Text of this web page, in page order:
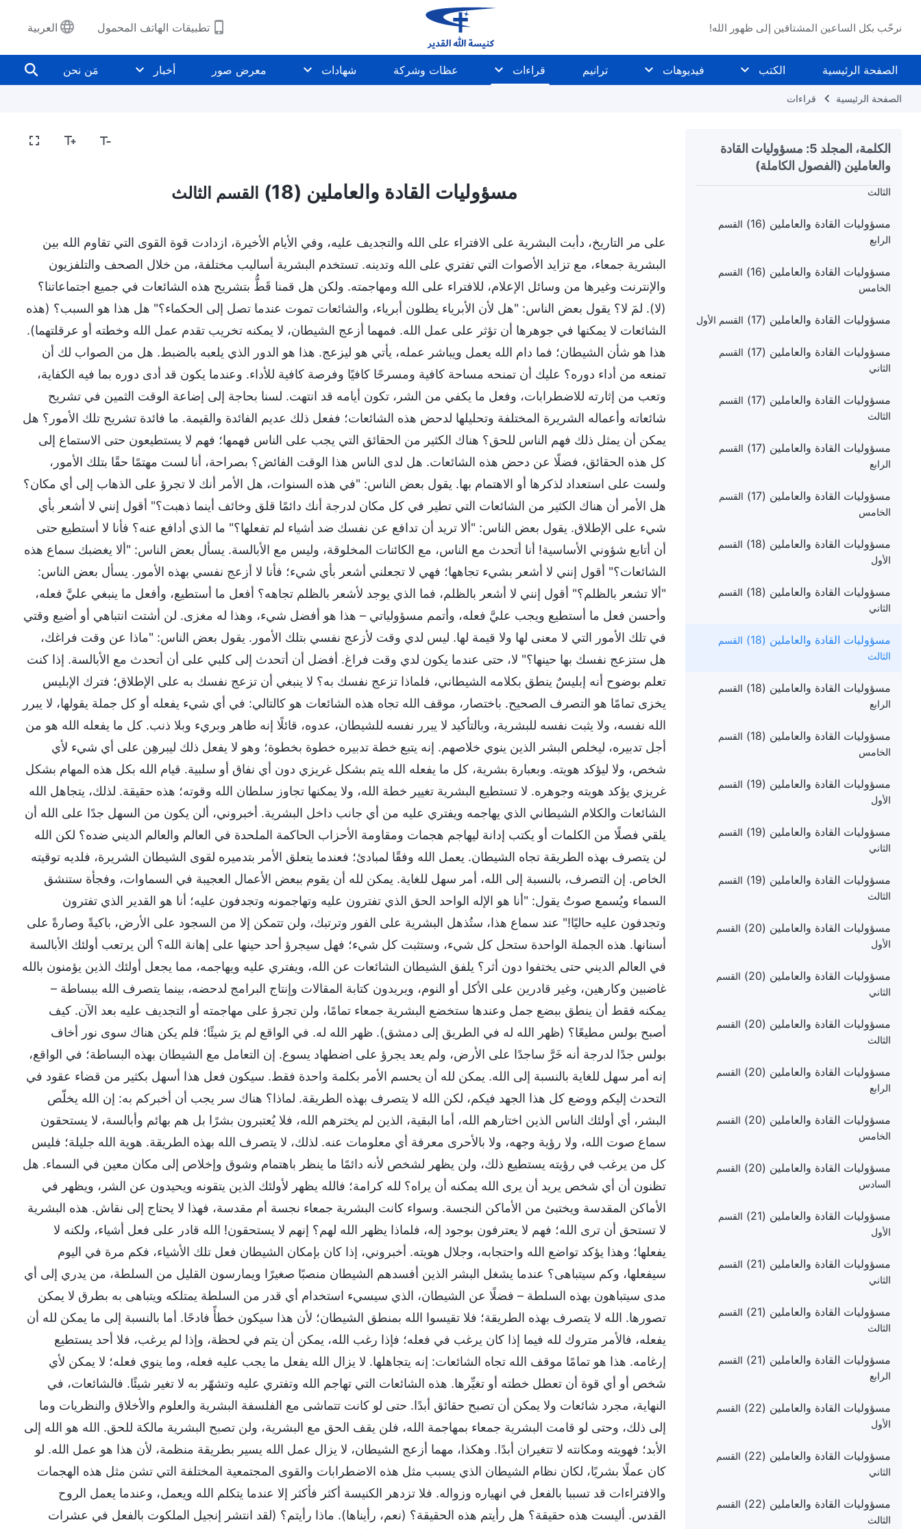
نرحّب بكل الساعين المشتاقين إلى ظهور الله! تطبيقات الهاتف المحمول العربية
الصفحة الرئيسية الكتب فيديوهات ترانيم قراءات عظات وشركة شهادات معرض صور أخبار مَن نحن
الصفحة الرئيسية قراءات
الكلمة، المجلد 5: مسؤوليات القادة
والعاملين (الفصول الكاملة)
مسؤوليات القادة والعاملين (15)
القسم
مسؤوليات القادة والعاملين (16)
الأول
الثاني
مسؤوليات القادة والعاملين (16)
الثالث
مسؤوليات القادة والعاملين (16)
القسم
الرابع
مسؤوليات القادة والعاملين (16)
القسم
الخامس
مسؤوليات القادة والعاملين (17) القسم الأول
مسؤوليات القادة والعاملين (17)
القسم
الثاني
مسؤوليات القادة والعاملين (17)
القسم
الثالث
مسؤوليات القادة والعاملين (17)
القسم
الرابع
مسؤوليات القادة والعاملين (17)
القسم
الخامس
مسؤوليات القادة والعاملين (18)
القسم
الأول
مسؤوليات القادة والعاملين (18)
القسم
الثاني
مسؤوليات القادة والعاملين (18)
القسم
الثالث
مسؤوليات القادة والعاملين (18)
القسم
الرابع
مسؤوليات القادة والعاملين (18)
القسم
الخامس
مسؤوليات القادة والعاملين (19)
القسم
الأول
مسؤوليات القادة والعاملين (19)
القسم
الثاني
مسؤوليات القادة والعاملين (19)
القسم
الثالث
مسؤوليات القادة والعاملين (20)
القسم
الأول
مسؤوليات القادة والعاملين (20)
القسم
الثاني
مسؤوليات القادة والعاملين (20)
القسم
الثالث
مسؤوليات القادة والعاملين (20)
القسم
الرابع
مسؤوليات القادة والعاملين (20)
القسم
الخامس
مسؤوليات القادة والعاملين (20)
القسم
السادس
مسؤوليات القادة والعاملين (21)
القسم
الأول
مسؤوليات القادة والعاملين (21)
القسم
الثاني
مسؤوليات القادة والعاملين (21)
القسم
الثالث
مسؤوليات القادة والعاملين (21)
القسم
الرابع
مسؤوليات القادة والعاملين (22)
القسم
الأول
مسؤوليات القادة والعاملين (22)
القسم
الثاني
مسؤوليات القادة والعاملين (22)
القسم
الثالث
مسؤوليات القادة والعاملين (18) القسم الثالث
على مر التاريخ، دأبت البشرية على الافتراء على الله والتجديف عليه، وفي الأيام الأخيرة، ازدادت قوة القوى التي تقاوم الله بين
البشرية جمعاء، مع تزايد الأصوات التي تفتري على الله وتدينه. تستخدم البشرية أساليب مختلفة، من خلال الصحف والتلفزيون
والإنترنت وغيرها من وسائل الإعلام، للافتراء على الله ومهاجمته. ولكن هل قمنا قَطُّ بتشريح هذه الشائعات في جميع اجتماعاتنا؟
(لا). لمَ لا؟ يقول بعض الناس: "هل لأن الأبرياء يظلون أبرياء، والشائعات تموت عندما تصل إلى الحكماء؟" هل هذا هو السبب؟ (هذه
الشائعات لا يمكنها في جوهرها أن تؤثر على عمل الله. فمهما أزعج الشيطان، لا يمكنه تخريب تقدم عمل الله وخطته أو عرقلتهما).
هذا هو شأن الشيطان؛ فما دام الله يعمل ويباشر عمله، يأتي هو ليزعج. هذا هو الدور الذي يلعبه بالضبط. هل من الصواب لك أن
تمنعه من أداء دوره؟ عليك أن تمنحه مساحة كافية ومسرحًا كافيًا وفرصة كافية للأداء. وعندما يكون قد أدى دوره بما فيه الكفاية،
وتعب من إثارته للاضطرابات، وفعل ما يكفي من الشر، تكون أيامه قد انتهت. لسنا بحاجة إلى إضاعة الوقت الثمين في تشريح
شائعاته وأعماله الشريرة المختلفة وتحليلها لدحض هذه الشائعات؛ ففعل ذلك عديم الفائدة والقيمة. ما فائدة تشريح تلك الأمور؟ هل
يمكن أن يمثل ذلك فهم الناس للحق؟ هناك الكثير من الحقائق التي يجب على الناس فهمها؛ فهم لا يستطيعون حتى الاستماع إلى
كل هذه الحقائق، فضلًا عن دحض هذه الشائعات. هل لدى الناس هذا الوقت الفائض؟ بصراحة، أنا لست مهتمًا حقًا بتلك الأمور،
ولست على استعداد لذكرها أو الاهتمام بها. يقول بعض الناس: "في هذه السنوات، هل الأمر أنك لا تجرؤ على الذهاب إلى أي مكان؟
هل الأمر أن هناك الكثير من الشائعات التي تطير في كل مكان لدرجة أنك دائمًا قلق وخائف أينما ذهبت؟" أقول إنني لا أشعر بأي
شيء على الإطلاق. يقول بعض الناس: "ألا تريد أن تدافع عن نفسك ضد أشياء لم تفعلها؟" ما الذي أدافع عنه؟ فأنا لا أستطيع حتى
أن أتابع شؤوني الأساسية! أنا أتحدث مع الناس، مع الكائنات المخلوقة، وليس مع الأبالسة. يسأل بعض الناس: "ألا يغضبك سماع هذه
الشائعات؟" أقول إنني لا أشعر بشيء تجاهها؛ فهي لا تجعلني أشعر بأي شيء؛ فأنا لا أزعج نفسي بهذه الأمور. يسأل بعض الناس:
"ألا تشعر بالظلم؟" أقول إنني لا أشعر بالظلم، فما الذي يوجد لأشعر بالظلم تجاهه؟ أفعل ما أستطيع، وأفعل ما ينبغي عليَّ فعله،
وأحسن فعل ما أستطيع ويجب عليَّ فعله، وأتمم مسؤولياتي – هذا هو أفضل شيء، وهذا له مغزى. لن أشتت انتباهي أو أضيع وقتي
في تلك الأمور التي لا معنى لها ولا قيمة لها. ليس لدي وقت لأزعج نفسي بتلك الأمور. يقول بعض الناس: "ماذا عن وقت فراغك،
هل ستزعج نفسك بها حينها؟" لا، حتى عندما يكون لدي وقت فراغ. أفضل أن أتحدث إلى كلبي على أن أتحدث مع الأبالسة. إذا كنت
تعلم بوضوح أنه إبليسٌ ينطق بكلامه الشيطاني، فلماذا تزعج نفسك به؟ لا ينبغي أن تزعج نفسك به على الإطلاق؛ فترك الإبليس
يخزى تمامًا هو التصرف الصحيح. باختصار، موقف الله تجاه هذه الشائعات هو كالتالي: في أي شيء يفعله أو كل جملة يقولها، لا يبرر
الله نفسه، ولا يثبت نفسه للبشرية، وبالتأكيد لا يبرر نفسه للشيطان، عدوه، قائلًا إنه طاهر وبريء وبلا ذنب. كل ما يفعله الله هو من
أجل تدبيره، ليخلص البشر الذين ينوي خلاصهم. إنه يتبع خطة تدبيره خطوة بخطوة؛ وهو لا يفعل ذلك ليبرهِن على أي شيء لأي
شخص، ولا ليؤكد هويته. وبعبارة بشرية، كل ما يفعله الله يتم بشكل غريزي دون أي نفاق أو سلبية. قيام الله بكل هذه المهام بشكل
غريزي يؤكد هويته وجوهره. لا تستطيع البشرية تغيير خطة الله، ولا يمكنها تجاوز سلطان الله وقوته؛ هذه حقيقة. لذلك، يتجاهل الله
الشائعات والكلام الشيطاني الذي يهاجمه ويفتري عليه من أي جانب داخل البشرية. أخبروني، ألن يكون من السهل جدًا على الله أن
يلقي فصلًا من الكلمات أو يكتب إدانة ليهاجم هجمات ومقاومة الأحزاب الحاكمة الملحدة في العالم والعالم الديني ضده؟ لكن الله
لن يتصرف بهذه الطريقة تجاه الشيطان. يعمل الله وفقًا لمبادئ؛ فعندما يتعلق الأمر بتدميره لقوى الشيطان الشريرة، فلديه توقيته
الخاص. إن التصرف، بالنسبة إلى الله، أمر سهل للغاية. يمكن لله أن يقوم ببعض الأعمال العجيبة في السماوات، وفجأة ستنشق
السماء ويُسمع صوتٌ يقول: "أنا هو الإله الواحد الحق الذي تفترون عليه وتهاجمونه وتجدفون عليه؛ أنا هو القدير الذي تفترون
وتجدفون عليه حاليًا!" عند سماع هذا، ستُذهل البشرية على الفور وترتبك، ولن تتمكن إلا من السجود على الأرض، باكيةً وصارةً على
أسنانها. هذه الجملة الواحدة ستحل كل شيء، وستثبت كل شيء؛ فهل سيجرؤ أحد حينها على إهانة الله؟ ألن يرتعب أولئك الأبالسة
في العالم الديني حتى يختفوا دون أثر؟ يلفق الشيطان الشائعات عن الله، ويفتري عليه ويهاجمه، مما يجعل أولئك الذين يؤمنون بالله
غاضبين وكارهين، وغير قادرين على الأكل أو النوم، ويريدون كتابة المقالات وإنتاج البرامج لدحضه، بينما يتصرف الله ببساطة –
يمكنه فقط أن ينطق ببضع جمل وعندها ستخضع البشرية جمعاء تمامًا، ولن تجرؤ على مهاجمته أو التجديف عليه بعد الآن. كيف
أصبح بولس مطيعًا؟ (ظهر الله له في الطريق إلى دمشق). ظهر الله له. في الواقع لم يرَ شيئًا؛ فلم يكن هناك سوى نور أخاف
بولس جدًا لدرجة أنه خَرَّ ساجدًا على الأرض، ولم يعد يجرؤ على اضطهاد يسوع. إن التعامل مع الشيطان بهذه البساطة؛ في الواقع،
إنه أمر سهل للغاية بالنسبة إلى الله. يمكن لله أن يحسم الأمر بكلمة واحدة فقط. سيكون فعل هذا أسهل بكثير من قضاء عقود في
التحدث إليكم ووضع كل هذا الجهد فيكم، لكن الله لا يتصرف بهذه الطريقة. لماذا؟ هناك سر يجب أن أخبركم به: إن الله يخلّص
البشر، أي أولئك الناس الذين اختارهم الله، أما البقية، الذين لم يخترهم الله، فلا يُعتبرون بشرًا بل هم بهائم وأبالسة، لا يستحقون
سماع صوت الله، ولا رؤية وجهه، ولا بالأحرى معرفة أي معلومات عنه. لذلك، لا يتصرف الله بهذه الطريقة. هوية الله جليلة؛ فليس
كل من يرغب في رؤيته يستطيع ذلك، ولن يظهر لشخص لأنه دائمًا ما ينظر باهتمام وشوق وإخلاص إلى مكان معين في السماء. هل
تظنون أن أي شخص يريد أن يرى الله يمكنه أن يراه؟ لله كرامة؛ فالله يظهر لأولئك الذين يتقونه ويحيدون عن الشر، ويظهر في
الأماكن المقدسة ويختبئ من الأماكن النجسة. وسواء كانت البشرية جمعاء نجسة أم مقدسة، فهذا لا يحتاج إلى نقاش. هذه البشرية
لا تستحق أن ترى الله؛ فهم لا يعترفون بوجود إله، فلماذا يظهر الله لهم؟ إنهم لا يستحقون! الله قادر على فعل أشياء، ولكنه لا
يفعلها؛ وهذا يؤكد تواضع الله واحتجابه، وجلال هويته. أخبروني، إذا كان بإمكان الشيطان فعل تلك الأشياء، فكم مرة في اليوم
سيفعلها، وكم سيتباهى؟ عندما يشغل البشر الذين أفسدهم الشيطان منصبًا صغيرًا ويمارسون القليل من السلطة، من يدري إلى أي
مدى سيتباهون بهذه السلطة – فضلًا عن الشيطان، الذي سيسيء استخدام أي قدر من السلطة يمتلكه ويتباهى به بطرق لا يمكن
تصورها. الله لا يتصرف بهذه الطريقة؛ فلا تقيسوا الله بمنطق الشيطان؛ لأن هذا سيكون خطأً فادحًا. أما بالنسبة إلى ما يمكن لله أن
يفعله، فالأمر متروك لله فيما إذا كان يرغب في فعله؛ فإذا رغب الله، يمكن أن يتم في لحظة، وإذا لم يرغب، فلا أحد يستطيع
إرغامه. هذا هو تمامًا موقف الله تجاه الشائعات: إنه يتجاهلها. لا يزال الله يفعل ما يجب عليه فعله، وما ينوي فعله؛ لا يمكن لأي
شخص أو أي قوة أن تعطل خطته أو تغيِّرها. هذه الشائعات التي تهاجم الله وتفتري عليه وتشهّر به لا تغير شيئًا. فالشائعات، في
النهاية، مجرد شائعات ولا يمكن أن تصبح حقائق أبدًا. حتى لو كانت تتماشى مع الفلسفة البشرية والعلوم والأخلاق والنظريات وما
إلى ذلك، وحتى لو قامت البشرية جمعاء بمهاجمة الله، فلن يقف الحق مع البشرية، ولن تصبح البشرية مالكة للحق. الله هو الله إلى
الأبد؛ فهويته ومكانته لا تتغيران أبدًا. وهكذا، مهما أزعج الشيطان، لا يزال عمل الله يسير بطريقة منظمة، لأن هذا هو عمل الله. لو
كان عملًا بشريًا، لكان نظام الشيطان الذي يسبب مثل هذه الاضطرابات والقوى المجتمعية المختلفة التي تشن مثل هذه الهجمات
والافتراءات قد تسببا بالفعل في انهياره وزواله. فلا تزدهر الكنيسة أكثر فأكثر إلا عندما يتكلم الله ويعمل، وعندما يعمل الروح
القدس. أليست هذه حقيقة؟ هل رأيتم هذه الحقيقة؟ (نعم، رأيناها). ماذا رأيتم؟ (لقد انتشر إنجيل الملكوت بالفعل في عشرات